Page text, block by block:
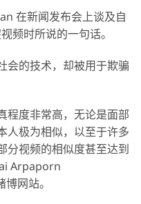
在新闻发布会上谈及自
频时所说的一句话。
会的技术，却被用于欺骗
程度非常高，无论是面部
人极为相似，以至于许多
分视频的相似度甚至达到
Arpaporn
网站。